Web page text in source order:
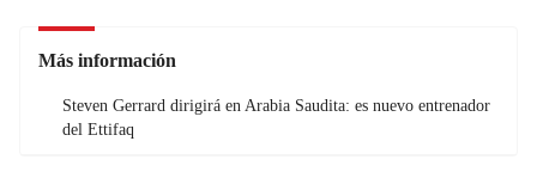
Más información
Steven Gerrard dirigirá en Arabia Saudita: es nuevo entrenador
del Ettifaq